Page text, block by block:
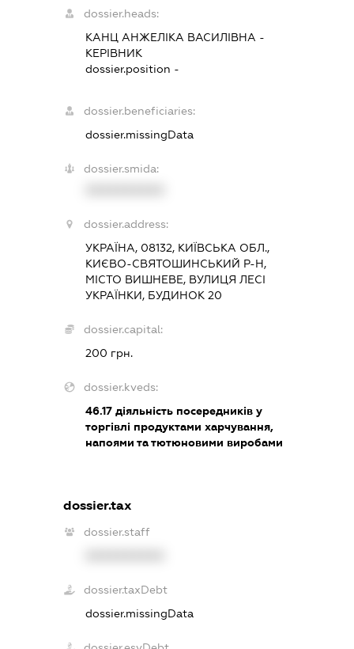
dossier.heads:
КАНЦ АНЖЕЛІКА ВАСИЛІВНА -
КЕРІВНИК
dossier.position -
dossier.beneficiaries:
dossier.missingData
dossier.smida:
dossier.address:
УКРАЇНА, 08132, КИЇВСЬКА ОБЛ.,
КИЄВО-СВЯТОШИНСЬКИЙ Р-Н,
МІСТО ВИШНЕВЕ, ВУЛИЦЯ ЛЕСІ
УКРАЇНКИ, БУДИНОК 20
dossier.capital:
200 грн.
dossier.kveds:
46.17діяльність посередників у
торгівлі продуктами харчування,
напоями та тютюновими виробами
dossier.tax
dossier.staff
dossier.taxDebt
dossier.missingData